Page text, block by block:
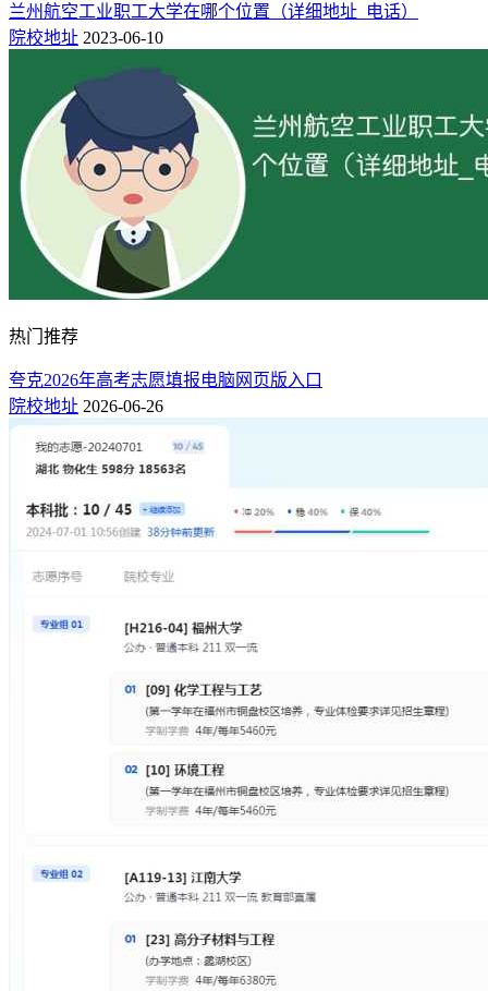
兰州航空工业职工大学在哪个位置（详细地址_电话）
院校地址 2023-06-10
热门推荐
夸克2026年高考志愿填报电脑网页版入口
院校地址 2026-06-26